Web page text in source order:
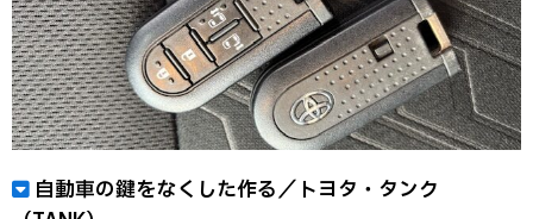
自動車の鍵をなくした作る／トヨタ・タンク